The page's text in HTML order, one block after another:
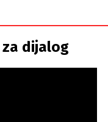
dijalog